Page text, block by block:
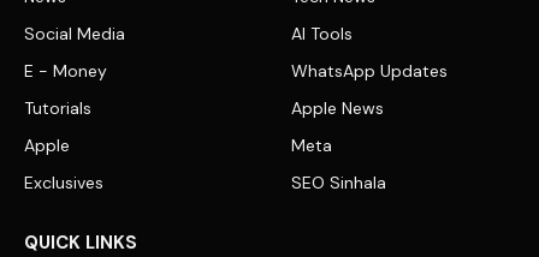
Social Media
E - Money
Tutorials
Apple
Exclusives
AI Tools
WhatsApp Updates
Apple News
Meta
SEO Sinhala
QUICK LINKS